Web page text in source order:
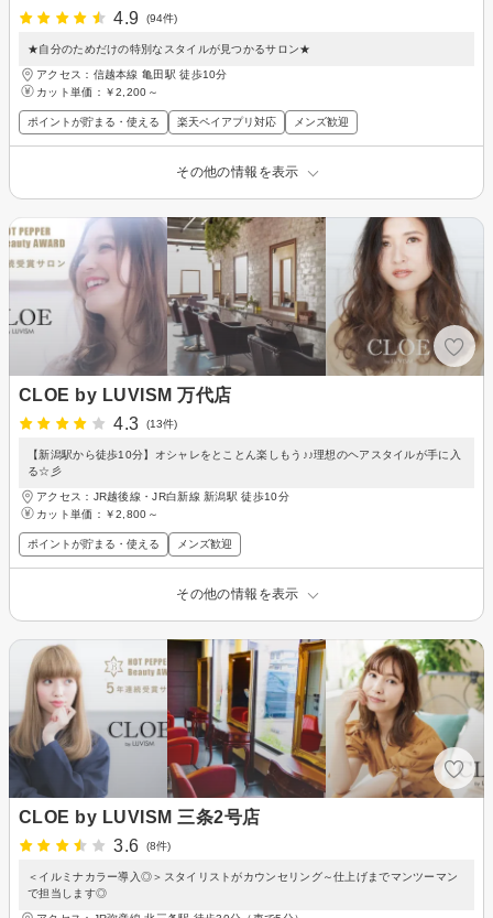
4.9
(94件)
★自分のためだけの特別なスタイルが見つかるサロン★
アクセス：信越本線 亀田駅 徒歩10分
カット単価： ￥2,200～
ポイントが貯まる・使える 楽天ペイアプリ対応 メンズ歓迎
その他の情報を表示
CLOE by LUVISM 万代店
4.3
(13件)
【新潟駅から徒歩10分】オシャレをとことん楽しもう♪♪理想のヘアスタイルが手に入
る☆彡
アクセス：JR越後線・JR白新線 新潟駅 徒歩10分
カット単価： ￥2,800～
ポイントが貯まる・使える メンズ歓迎
その他の情報を表示
CLOE by LUVISM 三条2号店
3.6
(8件)
＜イルミナカラー導入◎＞スタイリストがカウンセリング～仕上げまでマンツーマン
で担当します◎